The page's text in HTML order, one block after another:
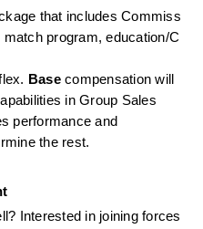
that includes Commiss
match program, education/C
Base compensation will
in Group Sales
performance and
the rest.
Interested in joining forces